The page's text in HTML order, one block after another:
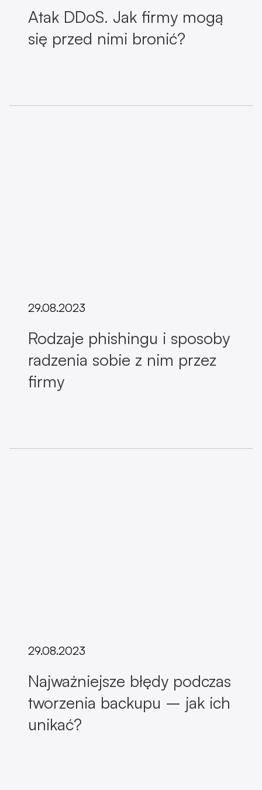
Atak DDoS. Jak firmy mogą
się przed nimi bronić?
29.08.2023
Rodzaje phishingu i sposoby
radzenia sobie z nim przez
firmy
29.08.2023
Najważniejsze błędy podczas
tworzenia backupu – jak ich
unikać?